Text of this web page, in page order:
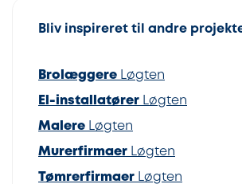
Bliv inspireret til andre
Brolæggere Løgten
El-installatører Løgten
Malere Løgten
Murerfirmaer Løgten
Tømrerfirmaer Løgten